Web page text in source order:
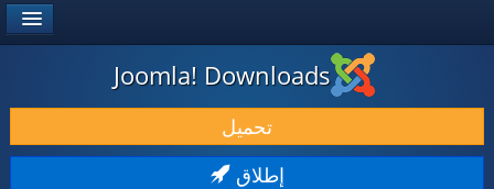
حمل & ومدد
اكتشف & تعلم
Joomla! Downloads
تحميل
إطلاق